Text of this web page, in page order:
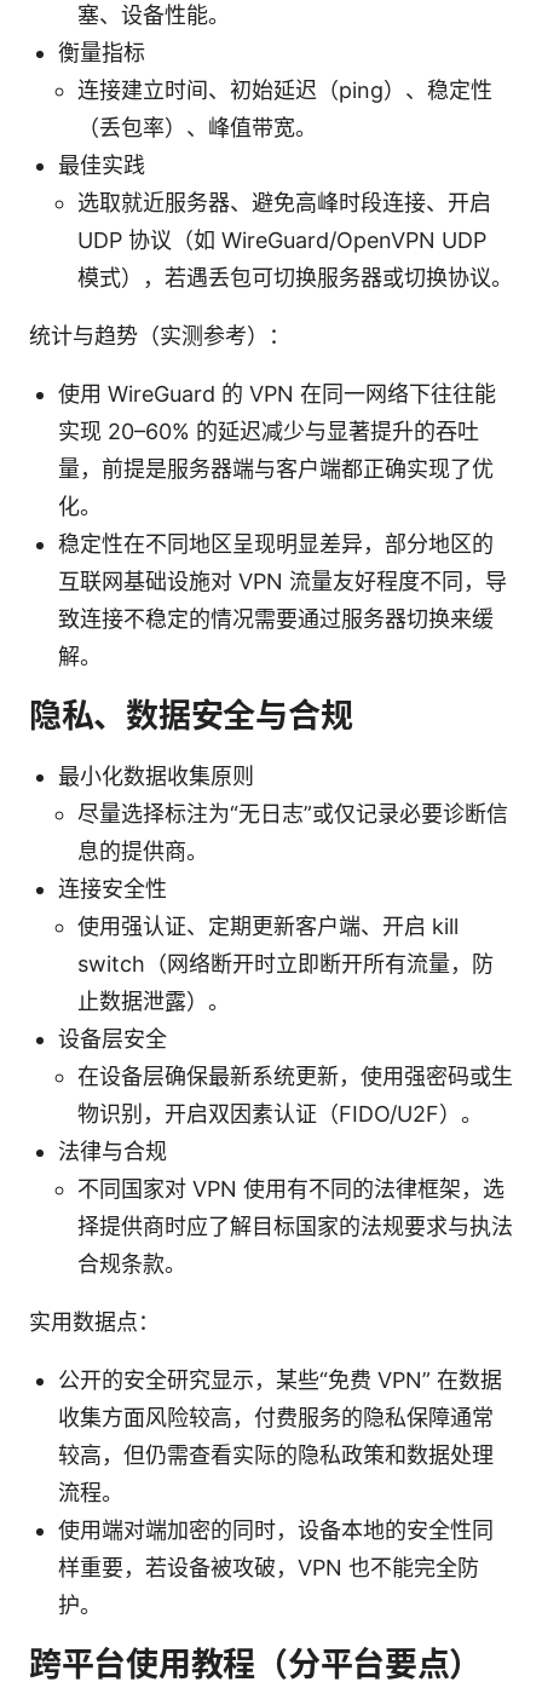
塞、设备性能。
衡量指标
连接建立时间、初始延迟（ping）、稳定性
（丢包率）、峰值带宽。
最佳实践
选取就近服务器、避免高峰时段连接、开启
UDP 协议（如 WireGuard/OpenVPN UDP
模式），若遇丢包可切换服务器或切换协议。
统计与趋势（实测参考）：
使用 WireGuard 的 VPN 在同一网络下往往能
实现 20–60% 的延迟减少与显著提升的吞吐
量，前提是服务器端与客户端都正确实现了优
化。
稳定性在不同地区呈现明显差异，部分地区的
互联网基础设施对 VPN 流量友好程度不同，导
致连接不稳定的情况需要通过服务器切换来缓
解。
隐私、数据安全与合规
最小化数据收集原则
尽量选择标注为“无日志”或仅记录必要诊断信
息的提供商。
连接安全性
使用强认证、定期更新客户端、开启 kill
switch（网络断开时立即断开所有流量，防
止数据泄露）。
设备层安全
在设备层确保最新系统更新，使用强密码或生
物识别，开启双因素认证（FIDO/U2F）。
法律与合规
不同国家对 VPN 使用有不同的法律框架，选
择提供商时应了解目标国家的法规要求与执法
合规条款。
实用数据点：
公开的安全研究显示，某些“免费 VPN” 在数据
收集方面风险较高，付费服务的隐私保障通常
较高，但仍需查看实际的隐私政策和数据处理
流程。
使用端对端加密的同时，设备本地的安全性同
样重要，若设备被攻破，VPN 也不能完全防
护。
跨平台使用教程（分平台要点）